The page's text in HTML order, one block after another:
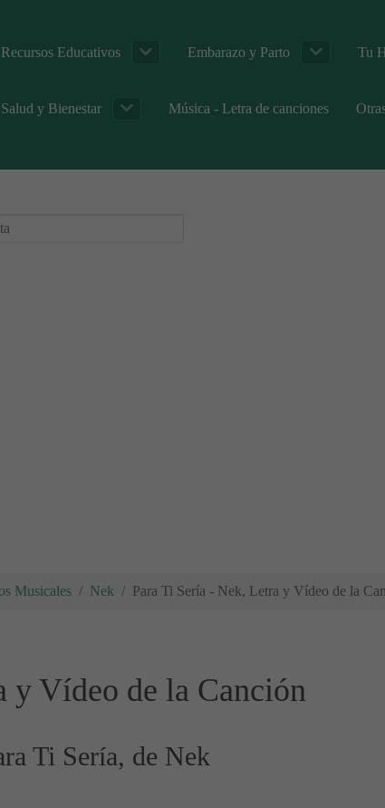
Recursos Educativos Embarazo y Parto Tu
Salud y Bienestar Música - Letra de canciones
Musicales Nek Para Ti Sería - Nek, Letra y Vídeo de la
y Vídeo de la Canción
Ti Sería, de Nek